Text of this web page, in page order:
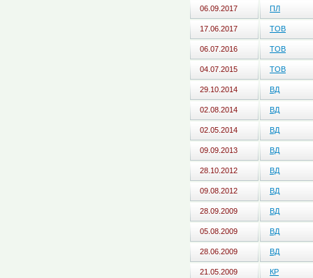
06.09.2017 ПЛ
17.06.2017 ТОВ
06.07.2016 ТОВ
04.07.2015 ТОВ
29.10.2014 ВД
02.08.2014 ВД
02.05.2014 ВД
09.09.2013 ВД
28.10.2012 ВД
09.08.2012 ВД
28.09.2009 ВД
05.08.2009 ВД
28.06.2009 ВД
21.05.2009 КР